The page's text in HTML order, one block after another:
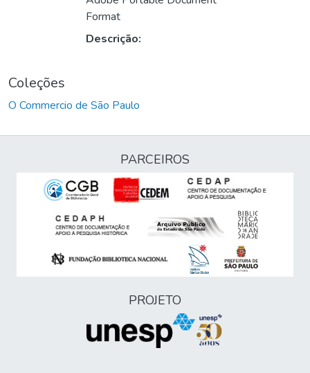
Format
Descrição:
Coleções
O Commercio de São Paulo
PARCEIROS
PROJETO